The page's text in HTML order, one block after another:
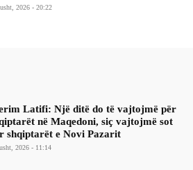
2026 - 20:22
Latifi: Një ditë do të vajtojmë për
në Maqedoni, siç vajtojmë sot
shqiptarët e Novi Pazarit
2026 - 11:14